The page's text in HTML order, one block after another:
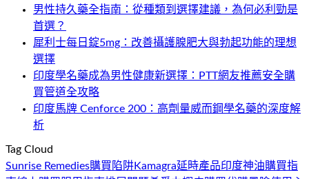
男性持久藥全指南：從種類到選擇建議，為何必利勁是
首選？
犀利士每日錠5mg：改善攝護腺肥大與勃起功能的理想
選擇
印度學名藥成為男性健康新選擇：PTT網友推薦安全購
買管道全攻略
印度馬牌 Cenforce 200：高劑量威而鋼學名藥的深度解
析
Tag Cloud
Sunrise Remedies購買陷阱Kamagra延時產品印度神油購買指